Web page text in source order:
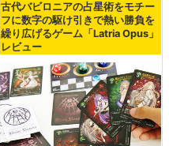
古代バビロニアの占星術をモチー
フに数字の駆け引きで熱い勝負を
繰り広げるゲーム「Latria Opus」
レビュー